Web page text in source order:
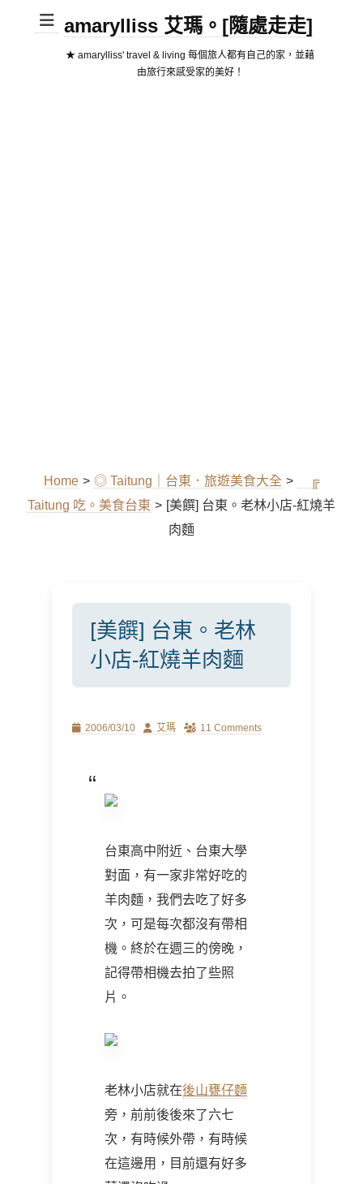
amarylliss 艾瑪。[隨處走走]
★ amarylliss' travel & living 每個旅人都有自己的家，並藉
由旅行來感受家的美好！
Home > ◎ Taitung｜台東．旅遊美食大全 >
╔
Taitung 吃。美食台東 > [美饌] 台東。老林小店-紅燒羊
肉麵
[美饌] 台東。老林
小店-紅燒羊肉麵
Posted
2006/03/10 Author
艾瑪 11 Comments
台東高中附近、台東大學
對面，有一家非常好吃的
羊肉麵，我們去吃了好多
次，可是每次都沒有帶相
機。終於在週三的傍晚，
記得帶相機去拍了些照
片。
老林小店就在後山甕仔麵
旁，前前後後來了六七
次，有時候外帶，有時候
在這邊用，目前還有好多